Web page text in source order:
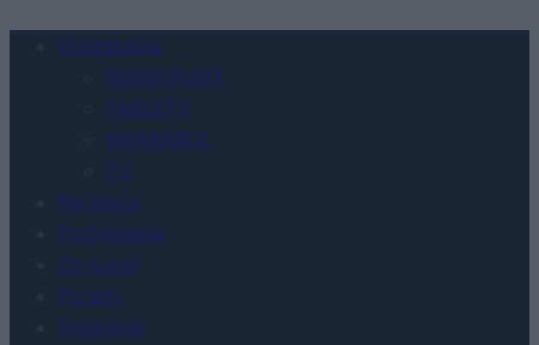
Urządzenia
SMARTFONY
TABLETY
WEARABLE
TV
Recenzje
Porównania
Co kupić
Porady
Promocje